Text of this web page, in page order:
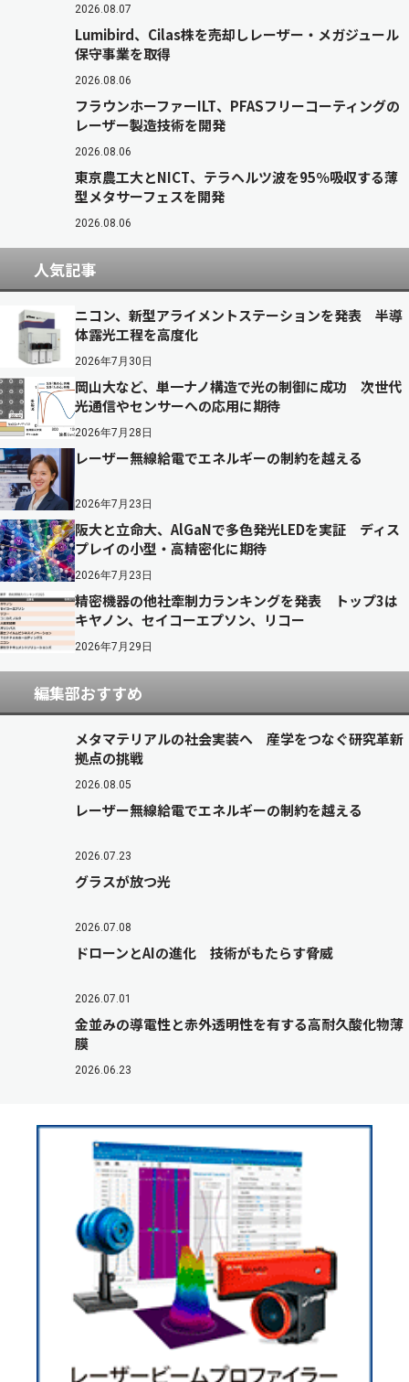
2026.08.07
Lumibird、Cilas株を売却しレーザー・メガジュール
保守事業を取得
2026.08.06
フラウンホーファーILT、PFASフリーコーティングの
レーザー製造技術を開発
2026.08.06
東京農工大とNICT、テラヘルツ波を95％吸収する薄
型メタサーフェスを開発
2026.08.06
人気記事
ニコン、新型アライメントステーションを発表 半導
体露光工程を高度化
2026年7月30日
岡山大など、単一ナノ構造で光の制御に成功 次世代
光通信やセンサーへの応用に期待
2026年7月28日
レーザー無線給電でエネルギーの制約を越える
2026年7月23日
阪大と立命大、AlGaNで多色発光LEDを実証 ディス
プレイの小型・高精密化に期待
2026年7月23日
精密機器の他社牽制力ランキングを発表 トップ3は
キヤノン、セイコーエプソン、リコー
2026年7月29日
編集部おすすめ
メタマテリアルの社会実装へ 産学をつなぐ研究革新
拠点の挑戦
2026.08.05
レーザー無線給電でエネルギーの制約を越える
2026.07.23
グラスが放つ光
2026.07.08
ドローンとAIの進化 技術がもたらす脅威
2026.07.01
金並みの導電性と赤外透明性を有する高耐久酸化物薄
膜
2026.06.23